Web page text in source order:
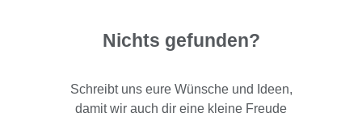
Nichts gefunden?
Schreibt uns eure Wünsche und Ideen,
damit wir auch dir eine kleine Freude